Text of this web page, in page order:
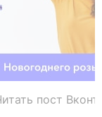
пост